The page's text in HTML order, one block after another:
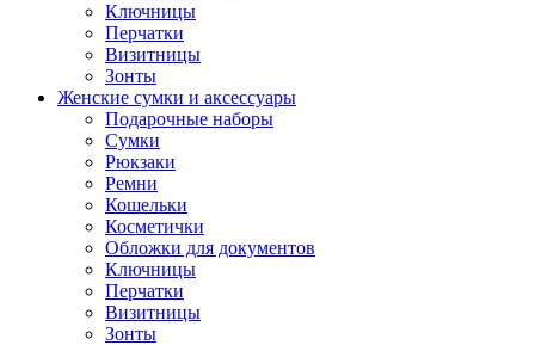
Ключницы
Перчатки
Визитницы
Зонты
Женские сумки и аксессуары
Подарочные наборы
Сумки
Рюкзаки
Ремни
Кошельки
Косметички
Обложки для документов
Ключницы
Перчатки
Визитницы
Зонты